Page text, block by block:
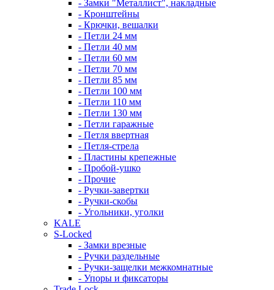
- Замки "Металлист", накладные
- Кронштейны
- Крючки, вешалки
- Петли 24 мм
- Петли 40 мм
- Петли 60 мм
- Петли 70 мм
- Петли 85 мм
- Петли 100 мм
- Петли 110 мм
- Петли 130 мм
- Петли гаражные
- Петля ввертная
- Петля-стрела
- Пластины крепежные
- Пробой-ушко
- Прочие
- Ручки-завертки
- Ручки-скобы
- Угольники, уголки
KALE
S-Locked
- Замки врезные
- Ручки раздельные
- Ручки-защелки межкомнатные
- Упоры и фиксаторы